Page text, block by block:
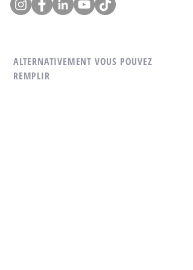
ALTERNATIVEMENT VOUS POUVEZ
REMPLIR